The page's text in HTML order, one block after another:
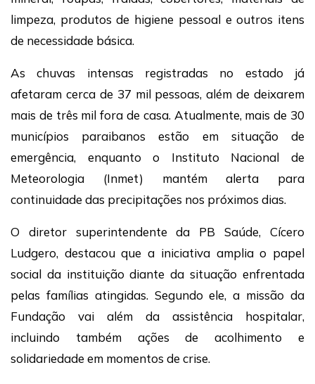
limpeza, produtos de higiene pessoal e outros itens
de necessidade básica.
As chuvas intensas registradas no estado já
afetaram cerca de 37 mil pessoas, além de deixarem
mais de três mil fora de casa. Atualmente, mais de 30
municípios paraibanos estão em situação de
emergência, enquanto o Instituto Nacional de
Meteorologia (Inmet) mantém alerta para
continuidade das precipitações nos próximos dias.
O diretor superintendente da PB Saúde, Cícero
Ludgero, destacou que a iniciativa amplia o papel
social da instituição diante da situação enfrentada
pelas famílias atingidas. Segundo ele, a missão da
Fundação vai além da assistência hospitalar,
incluindo também ações de acolhimento e
solidariedade em momentos de crise.